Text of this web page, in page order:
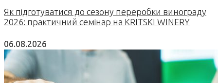
Як підготуватися до сезону переробки винограду
2026: практичний семінар на KRITSKI WINERY
06.08.2026